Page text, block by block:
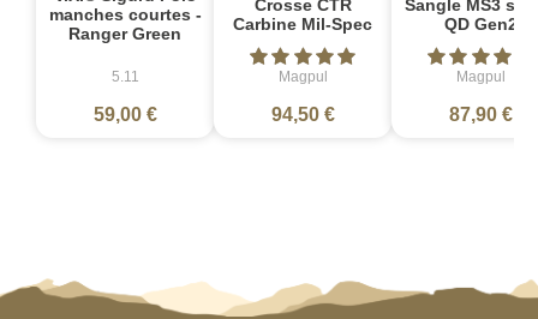
manches courtes -
Ranger Green
5.11
59,00 €
Crosse CTR
Carbine Mil-Spec
Magpul
94,50 €
Sangle MS3
QD Gen2
Magpul
87,90 €